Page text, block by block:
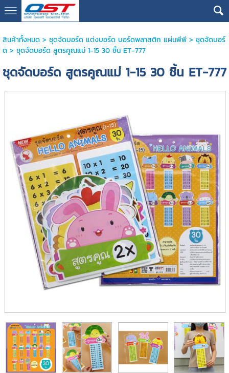
google13076cdc17b3388d
สินค้าทั้งหมด> ชุดจัดบอร์ด แต่งบอร์ด บอร์ดพลาสติก แผ่นพีพี> ชุดจัดบอร์
ด> ชุดจัดบอร์ด สูตรคูณแม่ 1-15 30 ชิ้น ET-777
ชุดจัดบอร์ด สูตรคูณแม่ 1-15 30 ชิ้น ET-777